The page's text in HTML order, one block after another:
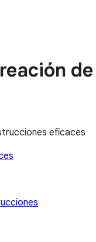
de
eficaces